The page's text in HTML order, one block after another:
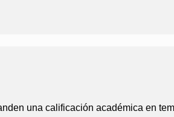
una calificación académica en